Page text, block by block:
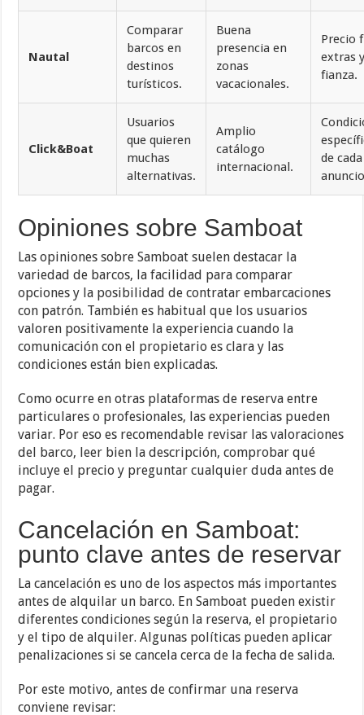
Nautal
Comparar
barcos en
destinos
turísticos.
Buena
presencia en
zonas
vacacionales.
Precio
extras
fianza.
Click&Boat
Usuarios
que quieren
muchas
alternativas.
Amplio
catálogo
internacional.
de cada
Opiniones sobre Samboat
Las opiniones sobre Samboat suelen destacar la
variedad de barcos, la facilidad para comparar
opciones y la posibilidad de contratar embarcaciones
con patrón. También es habitual que los usuarios
valoren positivamente la experiencia cuando la
comunicación con el propietario es clara y las
condiciones están bien explicadas.
Como ocurre en otras plataformas de reserva entre
particulares o profesionales, las experiencias pueden
variar. Por eso es recomendable revisar las valoraciones
del barco, leer bien la descripción, comprobar qué
incluye el precio y preguntar cualquier duda antes de
pagar.
Cancelación en Samboat:
punto clave antes de reservar
La cancelación es uno de los aspectos más importantes
antes de alquilar un barco. En Samboat pueden existir
diferentes condiciones según la reserva, el propietario
y el tipo de alquiler. Algunas políticas pueden aplicar
penalizaciones si se cancela cerca de la fecha de salida.
Por este motivo, antes de confirmar una reserva
conviene revisar: